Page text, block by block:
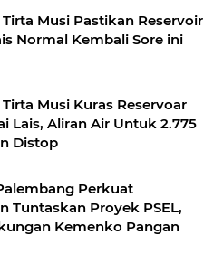
Musi Pastikan Reservoir
Normal Kembali Sore ini
Musi Kuras Reservoar
Lais, Aliran Air Untuk 2.775
Distop
Perkuat
Tuntaskan Proyek PSEL,
Kemenko Pangan